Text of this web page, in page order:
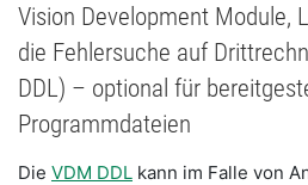
Vision Development Module,
die Fehlersuche auf
DDL) – optional für
Programmdateien
Die VDM DDL kann im Falle von